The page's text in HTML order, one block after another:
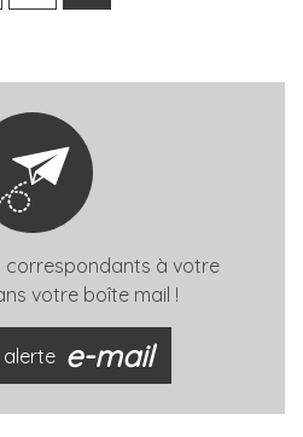
correspondants à votre
votre boîte mail !
alerte e-mail